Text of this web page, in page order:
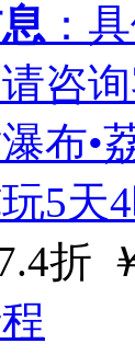
：
咨
布•
5天
折